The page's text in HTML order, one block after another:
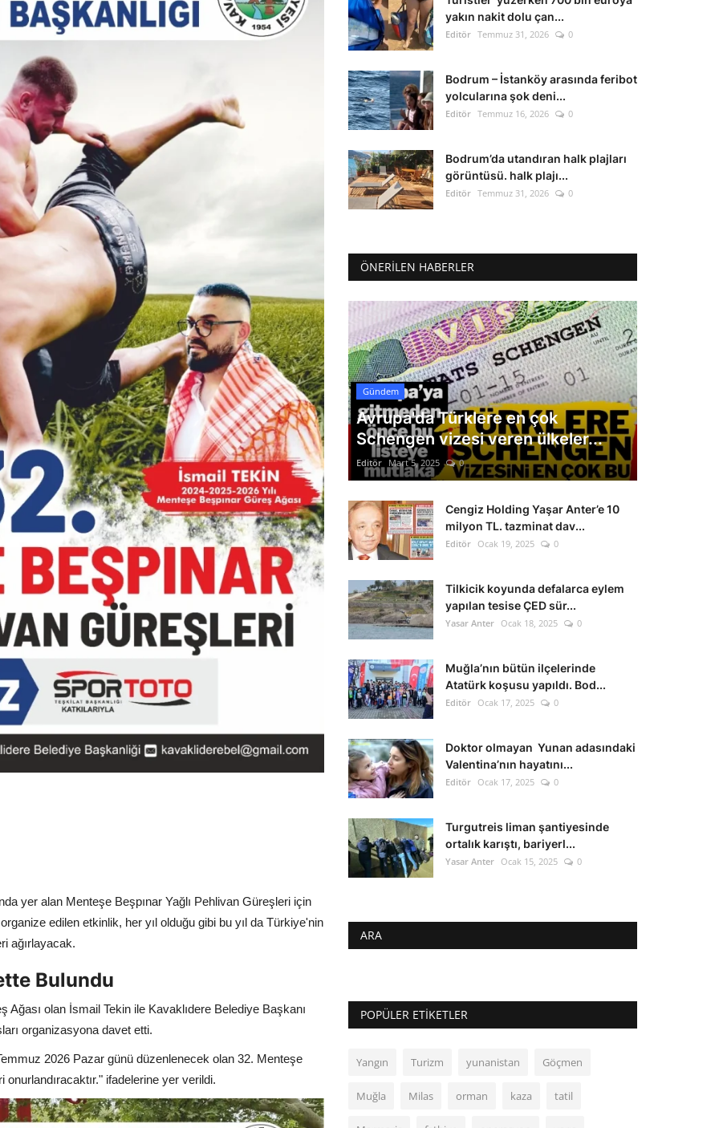
yer alan Menteşe Beşpınar Yağlı Pehlivan Güreşleri için
edilen etkinlik, her yıl olduğu gibi bu yıl da Türkiye'nin
ağırlayacak.
Bulundu
Ağası olan İsmail Tekin ile Kavaklıdere Belediye Başkanı
organizasyona davet etti.
2026 Pazar günü düzenlenecek olan 32. Menteşe
onurlandıracaktır." ifadelerine yer verildi.
yakın nakit dolu çan...
Editör Temmuz 31, 2026 0
Bodrum – İstanköy arasında feribot
yolcularına şok deni...
Editör Temmuz 16, 2026 0
Bodrum’da utandıran halk plajları
görüntüsü. halk plajı...
Editör Temmuz 31, 2026 0
ÖNERILEN HABERLER
Gündem
Avrupa'da Türklere en çok
Schengen vizesi veren ülkeler...
Editör Mart 5, 2025 0
Cengiz Holding Yaşar Anter’e 10
milyon TL. tazminat dav...
Editör Ocak 19, 2025 0
Tilkicik koyunda defalarca eylem
yapılan tesise ÇED sür...
Yasar Anter Ocak 18, 2025 0
Muğla’nın bütün ilçelerinde
Atatürk koşusu yapıldı. Bod...
Editör Ocak 17, 2025 0
Doktor olmayan Yunan adasındaki
Valentina’nın hayatını...
Editör Ocak 17, 2025 0
Turgutreis liman şantiyesinde
ortalık karıştı, bariyerl...
Yasar Anter Ocak 15, 2025 0
ARA
POPÜLER ETIKETLER
Yangın Turizm yunanistan Göçmen
Muğla Milas orman kaza tatil